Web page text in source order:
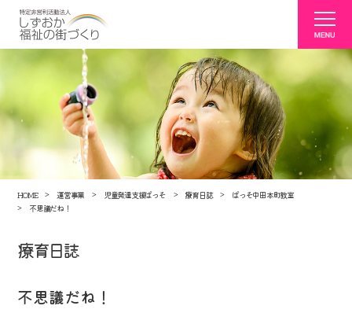
HOME 運営事業 児童発達支援ぱっそ 療育日誌
ぱっそ中田本町教室
不思議だね！
療育日誌
不思議だね！